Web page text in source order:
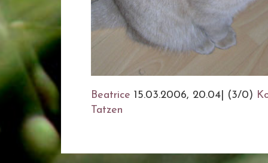
Beatrice 15.03.2006, 20.04 (3/0)
Tatzen